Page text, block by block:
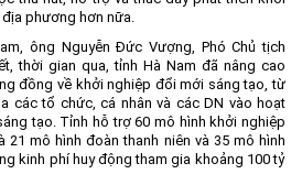
phương hơn nữa.
ông Nguyễn Đức Vượng, Phó Chủ tịch
thời gian qua, tỉnh Hà Nam đã nâng cao
đồng về khởi nghiệp đổi mới sáng tạo, từ
các tổ chức, cá nhân và các DN vào hoạt
tạo. Tỉnh hỗ trợ 60 mô hình khởi nghiệp
mô hình đoàn thanh niên và 35 mô hình
kinh phí huy động tham gia khoảng 100 tỷ